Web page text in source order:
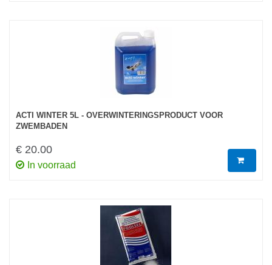
ACTI WINTER 5L - OVERWINTERINGSPRODUCT VOOR
ZWEMBADEN
€ 20.00
In voorraad